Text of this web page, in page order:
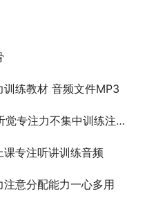
练教材 音频文件MP3
专注力不集中训练注意力
专注听讲训练音频
注意分配能力一心多用